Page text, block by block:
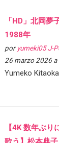
「HD」北岡
1988年
por yumeki05 J-
26 marzo 2026 a
Yumeko
【4K 数年ぶり